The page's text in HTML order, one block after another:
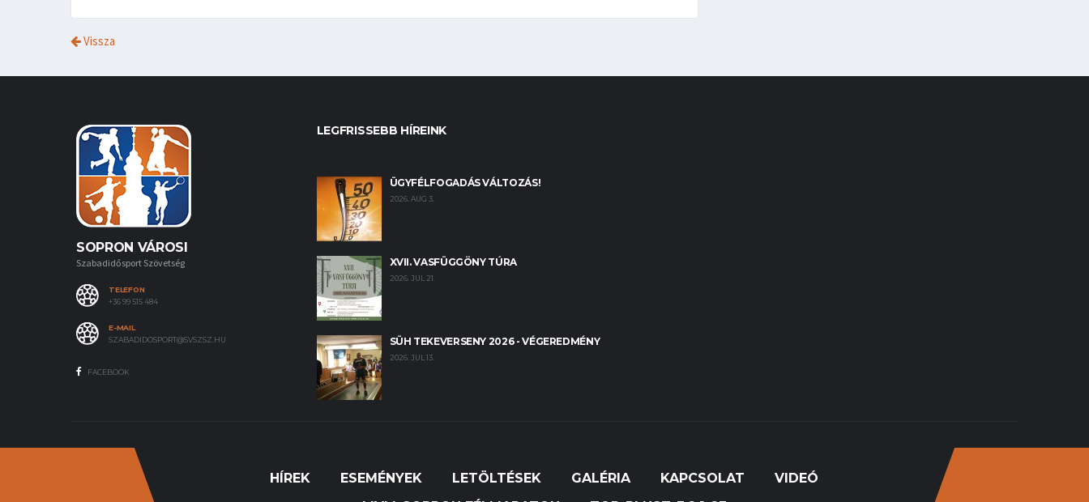
Vissza
SOPRON VÁROSI
Szabadidősport Szövetség
TELEFON
+36 99 515 484
E-MAIL
SZABADIDOSPORT@SVSZSZ.HU
FACEBOOK
LEGFRISSEBB HÍREINK
ÜGYFÉLFOGADÁS VÁLTOZÁS!
2026. AUG 3.
XVII. VASFÜGGÖNY TÚRA
2026. JUL 21.
SÜH TEKEVERSENY 2026 - VÉGEREDMÉNY
2026. JUL 13.
HÍREK ESEMÉNYEK LETÖLTÉSEK GALÉRIA KAPCSOLAT
VIDEÓ